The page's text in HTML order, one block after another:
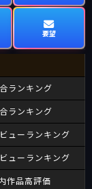
要望
ランキング
ランキング
ューランキング
ューランキング
作品高評価